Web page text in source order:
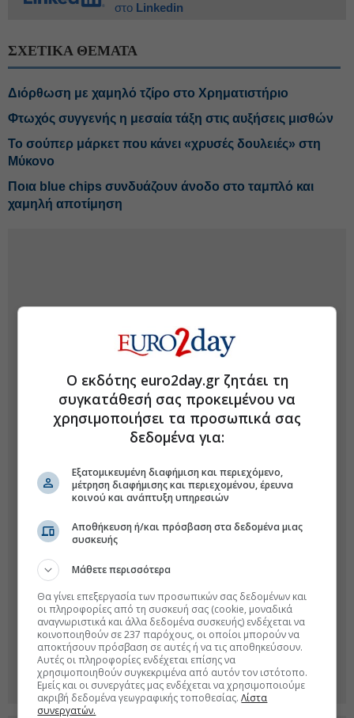
στο Linkedin
ΣΧΕΤΙΚΑ ΘΕΜΑΤΑ
Διόρθωση με χαμηλό τζίρο στο Χρηματιστήριο
Φτωχός συγγενής η μεσαία τάξη στις αυξήσεις μισθών
Το σούπερ μάρκετ που κάνει «χρυσές δουλειές» στη
Μύκονο
Ποια blue chips συνδυάζουν άνοδο στο ταμπλό και
χαμηλή αποτίμηση
Ο εκδότης euro2day.gr ζητάει τη
συγκατάθεσή σας προκειμένου να
χρησιμοποιήσει τα προσωπικά σας
δεδομένα για:
Εξατομικευμένη διαφήμιση και περιεχόμενο,
μέτρηση διαφήμισης και περιεχομένου, έρευνα
κοινού και ανάπτυξη υπηρεσιών
Αποθήκευση ή/και πρόσβαση στα δεδομένα μιας
συσκευής
Μάθετε περισσότερα
Θα γίνει επεξεργασία των προσωπικών σας δεδομένων και
οι πληροφορίες από τη συσκευή σας (cookie, μοναδικά
αναγνωριστικά και άλλα δεδομένα συσκευής) ενδέχεται να
κοινοποιηθούν σε 237 παρόχους, οι οποίοι μπορούν να
αποκτήσουν πρόσβαση σε αυτές ή να τις αποθηκεύσουν.
Αυτές οι πληροφορίες ενδέχεται επίσης να
χρησιμοποιηθούν συγκεκριμένα από αυτόν τον ιστότοπο.
Εμείς και οι συνεργάτες μας ενδέχεται να χρησιμοποιούμε
ακριβή δεδομένα γεωγραφικής τοποθεσίας.Λίστα
συνεργατών.